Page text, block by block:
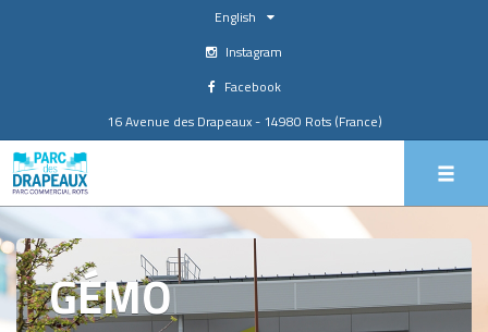
English
Instagram
Facebook
16 Avenue des Drapeaux - 14980 Rots (France)
GÉMO